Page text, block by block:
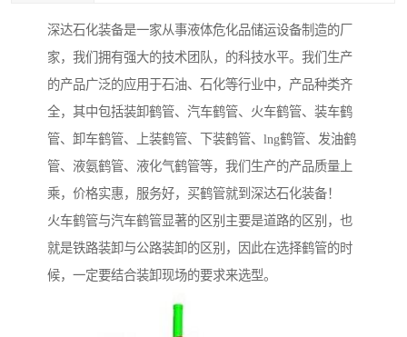
深达石化装备是一家从事液体危化品储运设备制造的厂
家，我们拥有强大的技术团队，的科技水平。我们生产
的产品广泛的应用于石油、石化等行业中，产品种类齐
全，其中包括装卸鹤管、汽车鹤管、火车鹤管、装车鹤
管、卸车鹤管、上装鹤管、下装鹤管、lng鹤管、发油鹤
管、液氨鹤管、液化气鹤管等，我们生产的产品质量上
乘，价格实惠，服务好，买鹤管就到深达石化装备！
火车鹤管与汽车鹤管显著的区别主要是道路的区别，也
就是铁路装卸与公路装卸的区别，因此在选择鹤管的时
候，一定要结合装卸现场的要求来选型。